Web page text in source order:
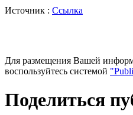
Источник : Ссылка
Для размещения Вашей
воспользуйтесь системой
Поделиться